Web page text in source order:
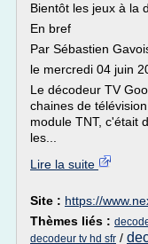
Bientôt les jeux à la
En bref
Par Sébastien
le mercredi 04 juin
Le décodeur TV
chaines de
module TNT, c'était
les...
Lire la suite
Site : https://
Thèmes liés :
decodeur tv hd sfr /